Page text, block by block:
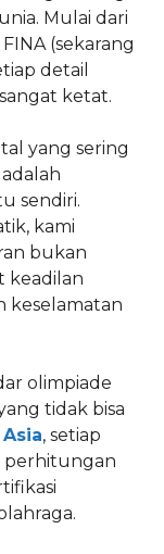
Mulai dari
(sekarang
detail
ketat.
yang sering
sendiri.
kami
bukan
keadilan
keselamatan
olimpiade
tidak bisa
, setiap
perhitungan